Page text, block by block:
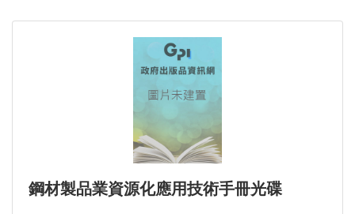
鋼材製品業資源化應用技術手冊光碟